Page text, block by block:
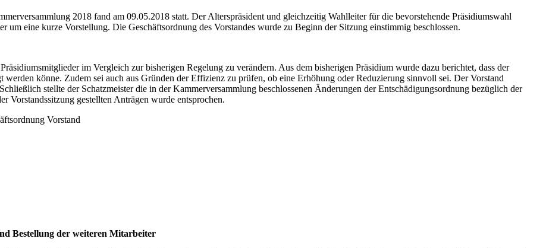
2018 fand am 09.05.2018 statt. Der Alterspräsident und gleichzeitig Wahlleiter für die bevorstehende Präsidiumswahl
um eine kurze Vorstellung. Die Geschäftsordnung des Vorstandes wurde zu Beginn der Sitzung einstimmig beschlossen.
im Vergleich zur bisherigen Regelung zu verändern. Aus dem bisherigen Präsidium wurde dazu berichtet, dass der
könne. Zudem sei auch aus Gründen der Effizienz zu prüfen, ob eine Erhöhung oder Reduzierung sinnvoll sei. Der Vorstand
stellte der Schatzmeister die in der Kammerversammlung beschlossenen Änderungen der Entschädigungsordnung bezüglich der
Vorstandssitzung gestellten Anträgen wurde entsprochen.
Vorstand
Bestellung der weiteren Mitarbeiter